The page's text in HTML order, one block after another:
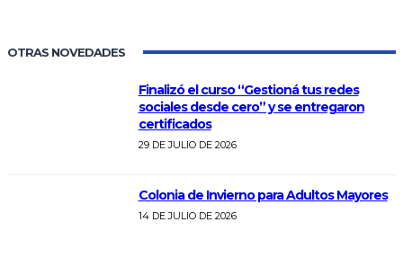
OTRAS NOVEDADES
Finalizó el curso “Gestioná tus redes
sociales desde cero” y se entregaron
certificados
29 DE JULIO DE 2026
Colonia de Invierno para Adultos Mayores
14 DE JULIO DE 2026